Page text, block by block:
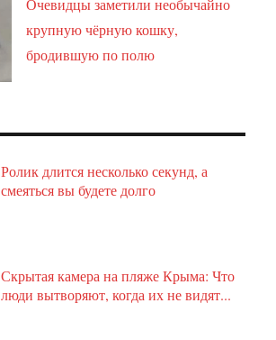
Очевидцы заметили необычайно
крупную чёрную кошку,
бродившую по полю
Ролик длится несколько секунд, а
смеяться вы будете долго
Скрытая камера на пляже Крыма: Что
люди вытворяют, когда их не видят...